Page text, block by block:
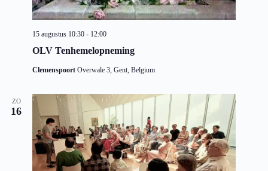
OLV Tenhemelopneming
15 augustus 10:30 - 12:00
Clemenspoort Overwale 3, Gent, Belgium
ZO
16